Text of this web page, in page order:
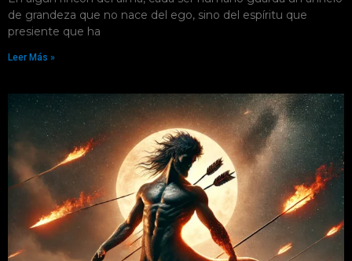
de grandeza que no nace del ego, sino del espíritu que
presiente que ha
Leer Más »